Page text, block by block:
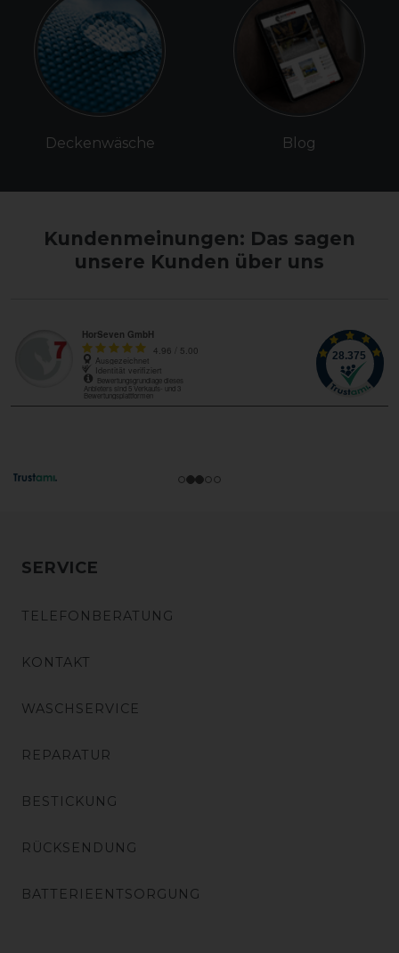
Deckenwäsche Blog
Kundenmeinungen: Das sagen
unsere Kunden über uns
SERVICE
TELEFONBERATUNG
KONTAKT
WASCHSERVICE
REPARATUR
BESTICKUNG
RÜCKSENDUNG
BATTERIEENTSORGUNG